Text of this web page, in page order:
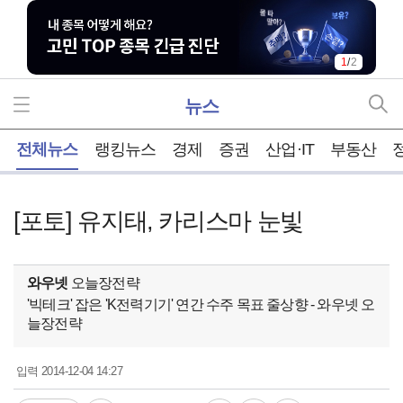
1/2
뉴스
전체뉴스 랭킹뉴스 경제 증권 산업·IT 부동산
[포토] 유지태, 카리스마 눈빛
와우넷 오늘장전략
'빅테크' 잡은 'K전력기기' 연간 수주 목표 줄상향 - 와우넷 오
늘장전략
입력 2014-12-04 14:27